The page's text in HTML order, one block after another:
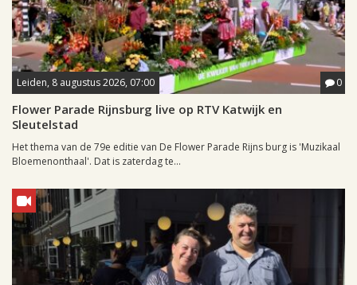
Leiden, 8 augustus 2026, 07:00 0
Flower Parade Rijnsburg live op RTV Katwijk en
Sleutelstad
Het thema van de 79e editie van De Flower Parade Rijns burg is 'Muzikaal
Bloemenonthaal'. Dat is zaterdag te...